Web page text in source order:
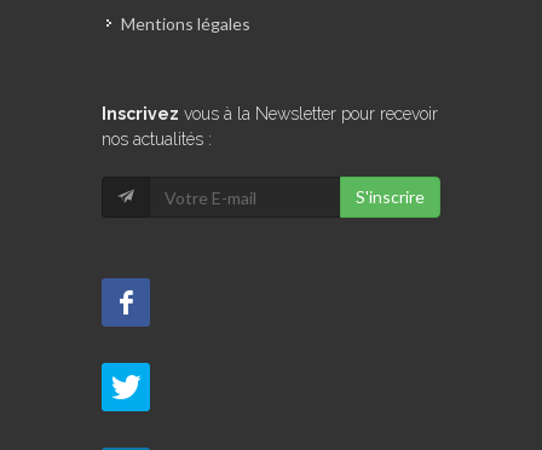
Mentions légales
Inscrivez vous à la Newsletter pour recevoir
nos actualités :
S'inscrire